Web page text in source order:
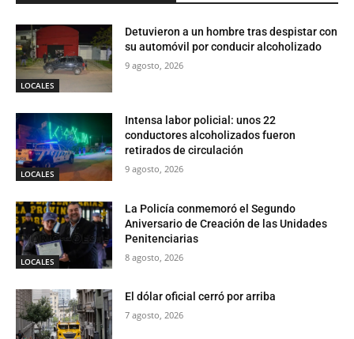
LOCALES
Detuvieron a un hombre tras despistar con
su automóvil por conducir alcoholizado
9 agosto, 2026
LOCALES
Intensa labor policial: unos 22
conductores alcoholizados fueron
retirados de circulación
9 agosto, 2026
LOCALES
La Policía conmemoró el Segundo
Aniversario de Creación de las Unidades
Penitenciarias
8 agosto, 2026
El dólar oficial cerró por arriba
7 agosto, 2026